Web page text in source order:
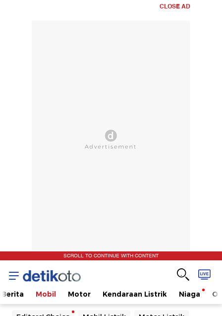
CLOSE AD
SCROLL TO CONTINUE WITH CONTENT
Berita Mobil Motor Kendaraan Listrik Niaga